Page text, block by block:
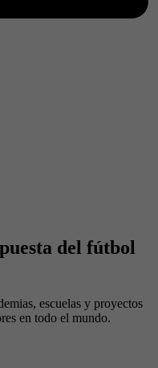
del fútbol
escuelas y proyectos
en todo el mundo.